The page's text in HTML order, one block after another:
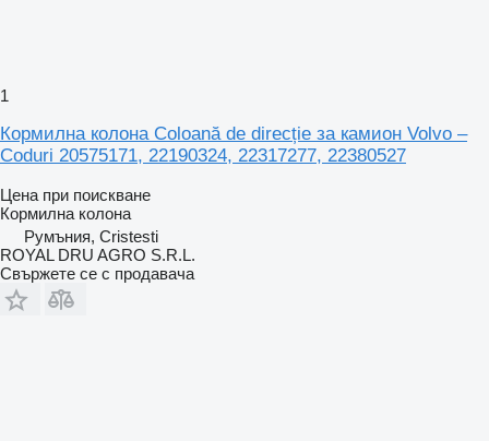
1
Кормилна колона Coloană de direcție за камион Volvo –
Coduri 20575171, 22190324, 22317277, 22380527
Цена при поискване
Кормилна колона
Румъния, Cristesti
ROYAL DRU AGRO S.R.L.
Свържете се с продавача